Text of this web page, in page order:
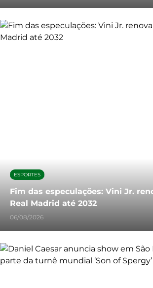
ESPORTES
Fim das especulações: Vini Jr.
Real Madrid até 2032
06/08/2026